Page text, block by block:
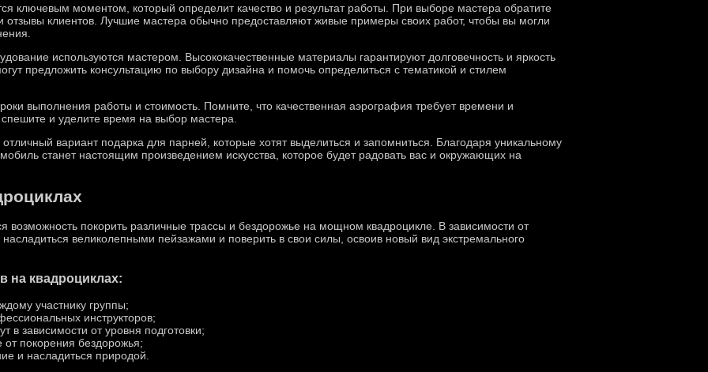
ключевым моментом, который определит качество и результат работы. При выборе мастера обратите
отзывы клиентов. Лучшие мастера обычно предоставляют живые примеры своих работ, чтобы вы могли
используются мастером. Высококачественные материалы гарантируют долговечность и яркость
предложить консультацию по выбору дизайна и помочь определиться с тематикой и стилем
выполнения работы и стоимость. Помните, что качественная аэрография требует времени и
и уделите время на выбор мастера.
вариант подарка для парней, которые хотят выделиться и запомниться. Благодаря уникальному
станет настоящим произведением искусства, которое будет радовать вас и окружающих на
возможность покорить различные трассы и бездорожье на мощном квадроцикле. В зависимости от
великолепными пейзажами и поверить в свои силы, освоив новый вид экстремального
на квадроциклах:
участнику группы;
инструкторов;
в зависимости от уровня подготовки;
покорения бездорожья;
и насладиться природой.